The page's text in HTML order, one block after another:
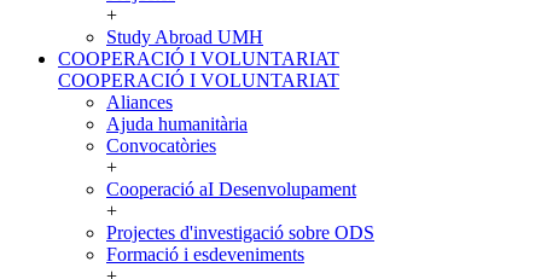
+
Study Abroad UMH
COOPERACIÓ I VOLUNTARIAT
COOPERACIÓ I VOLUNTARIAT
Aliances
Ajuda humanitària
Convocatòries
+
Cooperació aI Desenvolupament
+
Projectes d'investigació sobre ODS
Formació i esdeveniments